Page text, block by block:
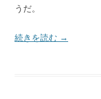
うだ。
続きを読む →